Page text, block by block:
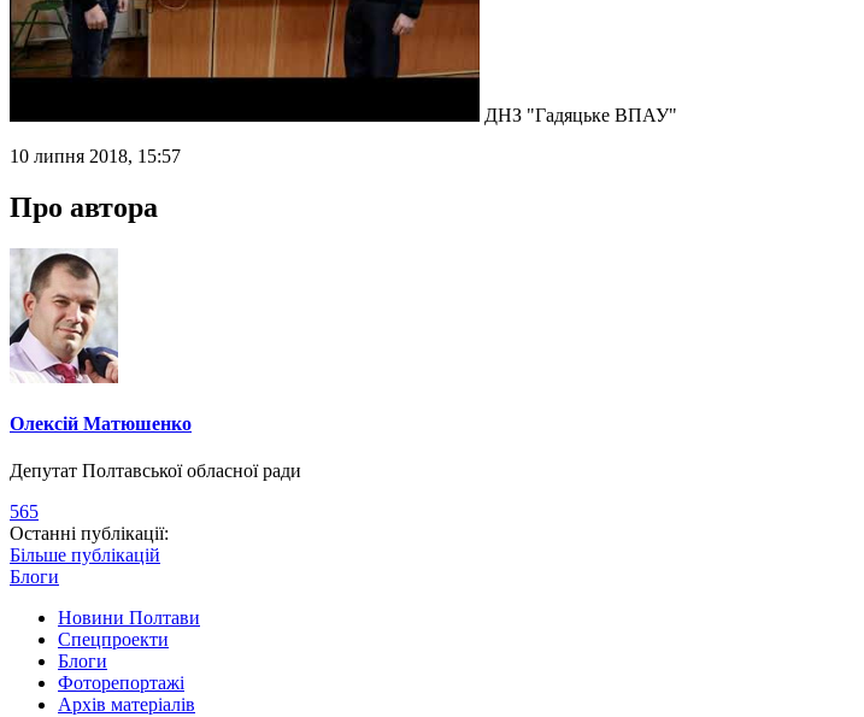
ДНЗ "Гадяцьке ВПАУ"
10 липня 2018, 15:57
Про автора
Олексій Матюшенко
Депутат Полтавської обласної ради
565
Останні публікації:
Більше публікацій
Блоги
Новини Полтави
Спецпроекти
Блоги
Фоторепортажі
Архів матеріалів